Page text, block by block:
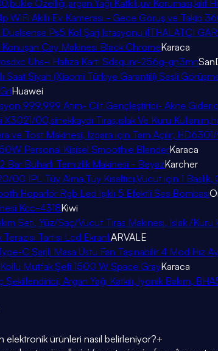
Özelliği,argan Yağı Katkılı,uv Koruması,kılıf
Akıllı Ev Kamerası - Gece Görüş ve Takip
Ps5 Kol Şarj Istasyonu (İTHALATÇI
Çay Makinesi Black ChromeKaraca
Uhs-ı Hafıza Kartı Sdsqunr-256g-gn3mn
Saat Siyah (Xiaomi Türkiye Garantili) Sesli
Huawei
999.999 Atım- Cilt Gençleştirici- Akne
00,sinekkaydı Tıraş,ıslak Ve Kuru
ve Tost Makinesi, Izgara için Tam Açılır,
Personal Kişisel Smoothie BlenderKaraca
Buharlı Temizlik Makinesi - BeyazKarcher
IPL Tüy Alma,Tüy Kısaltıcı,Vücut için 1 Başlık,
Hoparlör Rgb Led Işıklı 5 Efektli Ses Bombası
Kcc-4318Kiwi
Seti, Yüz/Saç/Vücut Tıraş Makinesi, Islak /Kuru
Tartısı Lcd EkranlıARVALE
C Şarjlı Masa Üstü Fan Taşınabilir 4 Mod Hız
Mutfak Şefi 1500 W Space GrayKaraca
Argan Yağı Katkılı, İyonik Bakım,
elektronik ürünleri nasıl belirleniyor?+